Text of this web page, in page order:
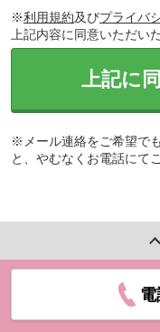
※利用規約及びプライバ
上記内容に同意いただい
上記に
※メール連絡をご希望で
と、やむなくお電話にて